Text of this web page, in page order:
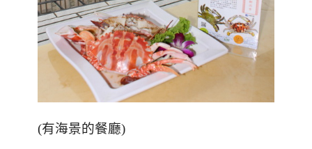
(有海景的餐廳)